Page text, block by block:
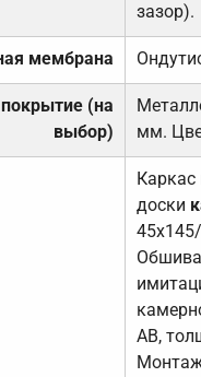
зазор).
мембрана
(на
выбор)
мм.
Каркас
доски
АВ,